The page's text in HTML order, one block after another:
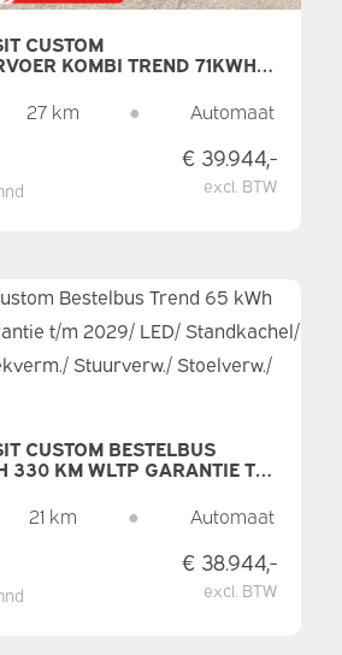
CUSTOM
KOMBI TREND 71KWH
CARPLAY/ 9 P/
CAMERA/ PDC/
27 km ● Automaat
€ 39.944,-
excl. BTW
CUSTOM BESTELBUS
330 KM WLTP GARANTIE T/M
STUURVERW./
CAMERA
21 km ● Automaat
€ 38.944,-
excl. BTW